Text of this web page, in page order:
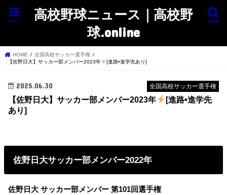
高校野球ニュース｜高校野
球.online
search
menu
HOME
全国高校サッカー選手権
【佐野日大】サッカー部メンバー2023年
[進路•進学先あり]
全国高校サッカー選手権
2025.06.30
【佐野日大】サッカー部メンバー2023年
[進路•進学先
あり]
佐野日大サッカー部メンバー2022年
佐野日大 サッカー部メンバー 第101回選手権